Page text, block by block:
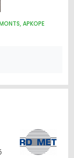
APKOPE
REZERVES